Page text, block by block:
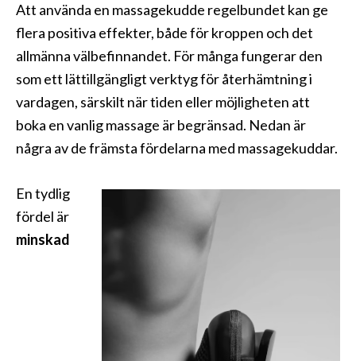
Att använda en massagekudde regelbundet kan ge
flera positiva effekter, både för kroppen och det
allmänna välbefinnandet. För många fungerar den
som ett lättillgängligt verktyg för återhämtning i
vardagen, särskilt när tiden eller möjligheten att
boka en vanlig massage är begränsad. Nedan är
några av de främsta fördelarna med massagekuddar.
En tydlig
fördel är
minskad